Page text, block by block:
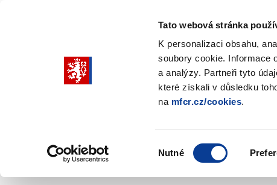
Tato webová stránka
K personalizaci obsahu,
soubory cookie. Informace
a analýzy. Partneři tyto
které získali v důsledku
na mfcr.cz/cookies.
Nutné
submenu
Územní rozpočty